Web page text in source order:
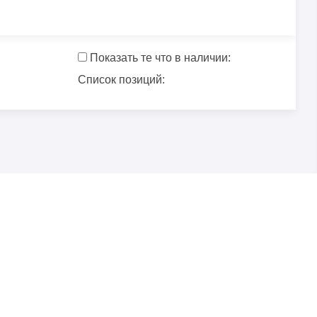
Показать те что в наличии:
Список позиций: